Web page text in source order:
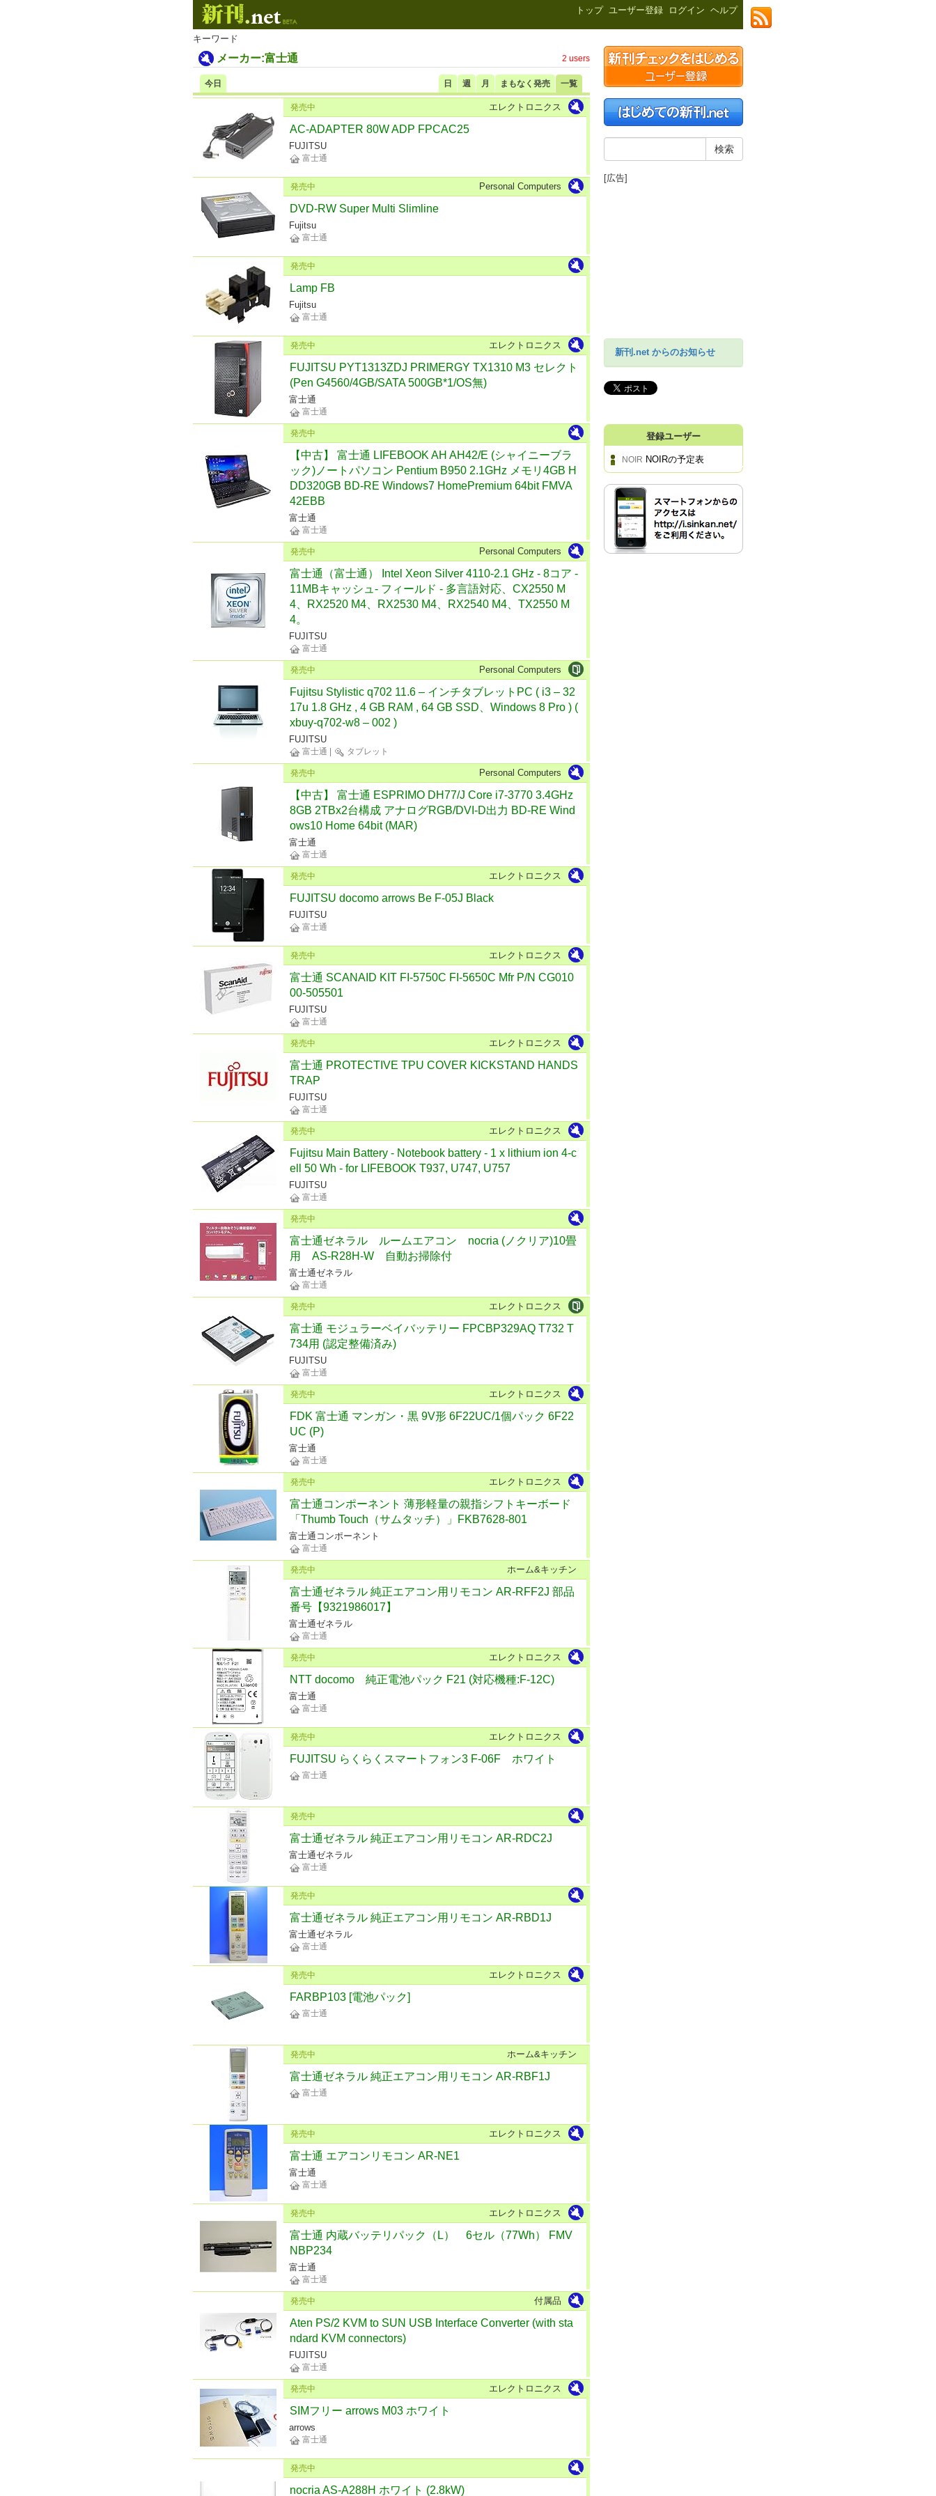
トップ ユーザー登録 ログイン ヘルプ
キーワード
メーカー:富士通 2 users
日 週 月 まもなく発売 一覧
今日
エレクトロニクス
発売中
AC-ADAPTER 80W ADP FPCAC25
FUJITSU
富士通
Personal Computers
発売中
DVD-RW Super Multi Slimline
Fujitsu
富士通
発売中
Lamp FB
Fujitsu
富士通
エレクトロニクス
発売中
FUJITSU PYT1313ZDJ PRIMERGY TX1310 M3 セレクト
(Pen G4560/4GB/SATA 500GB*1/OS無)
富士通
富士通
発売中
【中古】 富士通 LIFEBOOK AH AH42/E (シャイニーブラ
ック)ノートパソコン Pentium B950 2.1GHz メモリ4GB H
DD320GB BD-RE Windows7 HomePremium 64bit FMVA
42EBB
富士通
富士通
Personal Computers
発売中
富士通（富士通） Intel Xeon Silver 4110-2.1 GHz - 8コア -
11MBキャッシュ- フィールド - 多言語対応、CX2550 M
4、RX2520 M4、RX2530 M4、RX2540 M4、TX2550 M
4。
FUJITSU
富士通
Personal Computers
発売中
Fujitsu Stylistic q702 11.6 – インチタブレットPC ( i3 – 32
17u 1.8 GHz , 4 GB RAM , 64 GB SSD、Windows 8 Pro ) (
xbuy-q702-w8 – 002 )
FUJITSU
富士通 タブレット
Personal Computers
発売中
【中古】 富士通 ESPRIMO DH77/J Core i7-3770 3.4GHz
8GB 2TBx2台構成 アナログRGB/DVI-D出力 BD-RE Wind
ows10 Home 64bit (MAR)
富士通
富士通
エレクトロニクス
発売中
FUJITSU docomo arrows Be F-05J Black
FUJITSU
富士通
エレクトロニクス
発売中
富士通 SCANAID KIT FI-5750C FI-5650C Mfr P/N CG010
00-505501
FUJITSU
富士通
エレクトロニクス
発売中
富士通 PROTECTIVE TPU COVER KICKSTAND HANDS
TRAP
FUJITSU
富士通
エレクトロニクス
発売中
Fujitsu Main Battery - Notebook battery - 1 x lithium ion 4-c
ell 50 Wh - for LIFEBOOK T937, U747, U757
FUJITSU
富士通
発売中
富士通ゼネラル ルームエアコン nocria (ノクリア)10畳
用 AS-R28H-W 自動お掃除付
富士通ゼネラル
富士通
エレクトロニクス
発売中
富士通 モジュラーベイバッテリー FPCBP329AQ T732 T
734用 (認定整備済み)
FUJITSU
富士通
エレクトロニクス
発売中
FDK 富士通 マンガン・黒 9V形 6F22UC/1個パック 6F22
UC (P)
富士通
富士通
エレクトロニクス
発売中
富士通コンポーネント 薄形軽量の親指シフトキーボード
「Thumb Touch（サムタッチ）」FKB7628-801
富士通コンポーネント
富士通
ホーム&キッチン
発売中
富士通ゼネラル 純正エアコン用リモコン AR-RFF2J 部品
番号【9321986017】
富士通ゼネラル
富士通
エレクトロニクス
発売中
NTT docomo 純正電池パック F21 (対応機種:F-12C)
富士通
富士通
エレクトロニクス
発売中
FUJITSU らくらくスマートフォン3 F-06F ホワイト
富士通
発売中
富士通ゼネラル 純正エアコン用リモコン AR-RDC2J
富士通ゼネラル
富士通
発売中
富士通ゼネラル 純正エアコン用リモコン AR-RBD1J
富士通ゼネラル
富士通
エレクトロニクス
発売中
FARBP103 [電池パック]
富士通
ホーム&キッチン
発売中
富士通ゼネラル 純正エアコン用リモコン AR-RBF1J
富士通
エレクトロニクス
発売中
富士通 エアコンリモコン AR-NE1
富士通
富士通
エレクトロニクス
発売中
富士通 内蔵バッテリパック（L） 6セル（77Wh） FMV
NBP234
富士通
富士通
付属品
発売中
Aten PS/2 KVM to SUN USB Interface Converter (with sta
ndard KVM connectors)
FUJITSU
富士通
エレクトロニクス
発売中
SIMフリー arrows M03 ホワイト
arrows
富士通
発売中
nocria AS-A288H ホワイト (2.8kW)
[広告]
新刊.net からのお知らせ
登録ユーザー
NOIR NOIRの予定表